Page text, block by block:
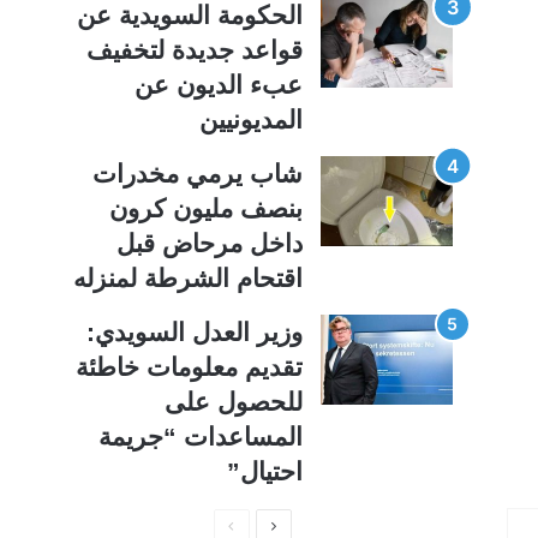
الحكومة السويدية عن
قواعد جديدة لتخفيف
عبء الديون عن
المديونيين
شاب يرمي مخدرات
بنصف مليون كرون
داخل مرحاض قبل
اقتحام الشرطة لمنزله
وزير العدل السويدي:
تقديم معلومات خاطئة
للحصول على
المساعدات “جريمة
احتيال”